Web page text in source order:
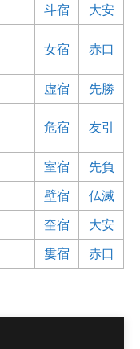
斗宿 大安
女宿 赤口
虚宿 先勝
危宿 友引
室宿 先負
壁宿 仏滅
奎宿 大安
婁宿 赤口